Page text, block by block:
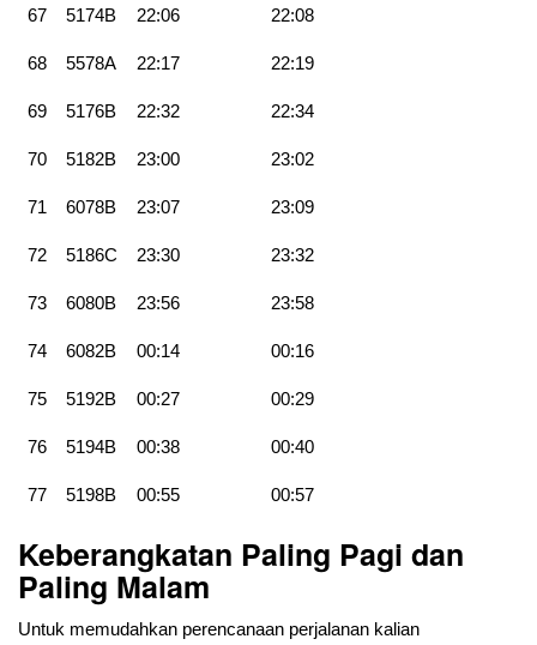
67 5174B 22:06 22:08
68 5578A 22:17 22:19
69 5176B 22:32 22:34
70 5182B 23:00 23:02
71 6078B 23:07 23:09
72 5186C 23:30 23:32
73 6080B 23:56 23:58
74 6082B 00:14 00:16
75 5192B 00:27 00:29
76 5194B 00:38 00:40
77 5198B 00:55 00:57
Keberangkatan Paling Pagi dan
Paling Malam
Untuk memudahkan perencanaan perjalanan kalian